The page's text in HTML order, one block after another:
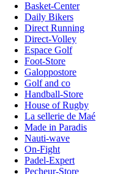
Basket-Center
Daily Bikers
Direct Running
Direct-Volley
Espace Golf
Foot-Store
Galoppostore
Golf and co
Handball-Store
House of Rugby
La sellerie de Maé
Made in Paradis
Nauti-wave
On-Fight
Padel-Expert
Pecheur-Store